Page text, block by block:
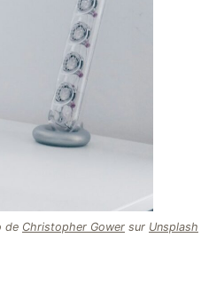
de Christopher Gower sur Unsplash